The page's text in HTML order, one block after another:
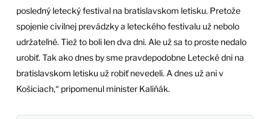
posledný letecký festival na bratislavskom letisku. Pretože
spojenie civilnej prevádzky a leteckého festivalu už nebolo
udržateľné. Tiež to boli len dva dni. Ale už sa to proste nedalo
urobiť. Tak ako dnes by sme pravdepodobne Letecké dni na
bratislavskom letisku už robiť nevedeli. A dnes už ani v
Košiciach,“ pripomenul minister Kaliňák.